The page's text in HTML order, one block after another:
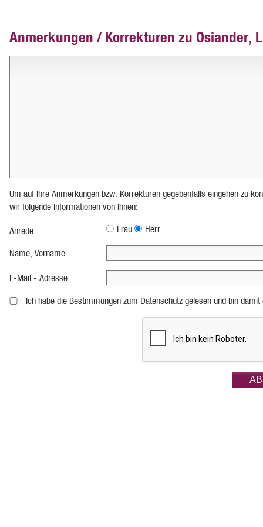
Anmerkungen / Korrekturen zu Osiander,
Um auf Ihre Anmerkungen bzw. Korrekturen gegebenfalls eingehen zu
wir folgende Informationen von Ihnen:
Anrede Frau Herr
Name, Vorname
E-Mail - Adresse
Ich habe die Bestimmungen zum Datenschutz gelesen und bin